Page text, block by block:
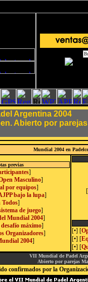
Argentina 2004
Abierto por
Mundial 2004 en
previas
]
Masculino]
por equipos]
bajo la lupa]
Todos]
de juego]
Mundial 2004]
máximo]
Organizadores]
2004]
[
[•] [
[•] [
[•] [
VII Mundial de Padel
Abierto por parejas
confirmados por la